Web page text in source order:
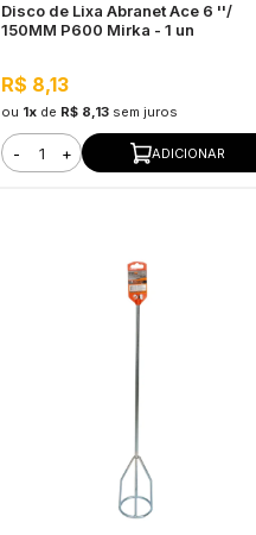
Disco de Lixa Abranet Ace 6 ''/
150MM P600 Mirka - 1 un
R$ 8,13
ou 1x de R$ 8,13 sem juros
- + ADICIONAR